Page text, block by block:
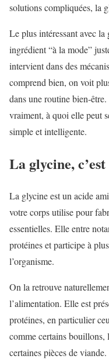
solutions compliquées, la
Le plus intéressant avec la
ingrédient “à la mode”
intervient dans des
comprend bien, on voit
dans une routine bien-
vraiment, à quoi elle peut
simple et intelligente.
La glycine,
La glycine est un acide
votre corps utilise pour
essentielles. Elle entre
protéines et participe à
l’organisme.
On la retrouve
l’alimentation. Elle est
protéines, en particulier
comme certains bouillons,
certaines pièces de